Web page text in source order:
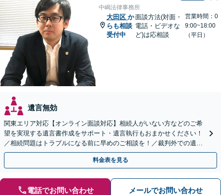
中嶋法律事務所
大田区 か
らも相談
受付中
面談方法(対面・
電話・ビデオな
ど)は応相談
営業時間：0
9:00~18:00
（平日）
遺言無効
関東エリア対応【オンライン面談対応】相続人がいない方などのご希
望を実現する遺言書作成をサポート・遺言執行もおまかせください！
／相続問題はトラブルになる前に早めのご相談を！／裁判外での遺産
分割協議の経験多数【完全個室】
料金表を見る
電話でお問い合わせ メールでお問い合わせ